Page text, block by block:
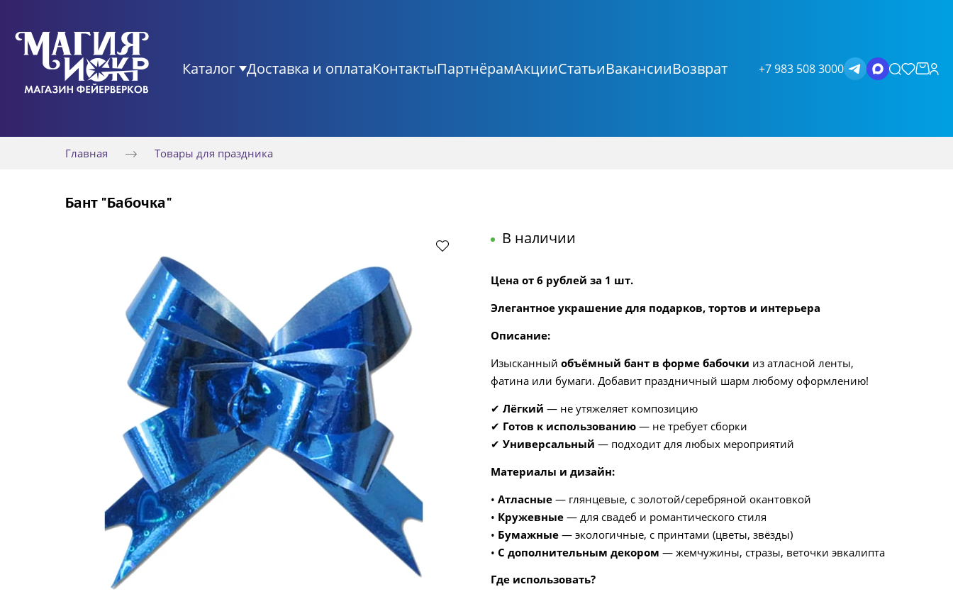
Каталог Доставка и оплатаКонтактыПартнёрамАкцииСтатьиВакансииВозврат +7 983 508 3000
Главная Товары для праздника
Бант "Бабочка"
В наличии
Цена от 6 рублей за 1 шт.
Элегантное украшение для подарков, тортов и интерьера
Описание:
Изысканный объёмный бант в форме бабочки из атласной ленты,
фатина или бумаги. Добавит праздничный шарм любому оформлению!
✔ Лёгкий — не утяжеляет композицию
✔ Готов к использованию — не требует сборки
✔ Универсальный — подходит для любых мероприятий
Материалы и дизайн:
• Атласные — глянцевые, с золотой/серебряной окантовкой
• Кружевные — для свадеб и романтического стиля
• Бумажные — экологичные, с принтами (цветы, звёзды)
• С дополнительным декором — жемчужины, стразы, веточки эвкалипта
Где использовать?